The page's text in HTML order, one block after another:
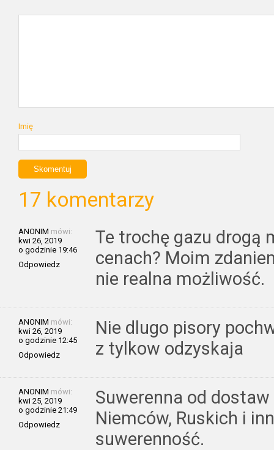
Imię
17 komentarzy
ANONIM mówi:
kwi 26, 2019
o godzinie 19:46
Odpowiedz
Te trochę gazu drogą
cenach? Moim
nie realna możliwość.
ANONIM mówi:
kwi 26, 2019
o godzinie 12:45
Odpowiedz
Nie dlugo pisory
z tylkow odzyskaja
ANONIM mówi:
kwi 25, 2019
o godzinie 21:49
Odpowiedz
Suwerenna od dostaw
Niemców, Ruskich i
suwerenność.